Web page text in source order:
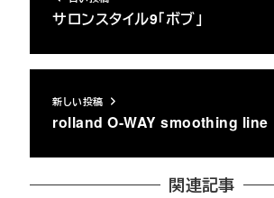
サロンスタイル9「ボブ」
新しい投稿
rolland O-WAY smoothing line
関連記事